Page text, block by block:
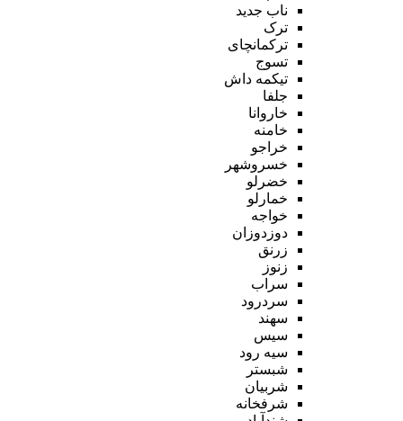
ناب جدید
ترک
ترکمانچای
تسوج
تیکمه داش
جلفا
خاروانا
خامنه
خراجو
خسروشهر
خضرلو
خمارلو
خواجه
دوزدوزان
زرنق
زنوز
سراب
سردرود
سهند
سیس
سیه رود
شبستر
شربیان
شرفخانه